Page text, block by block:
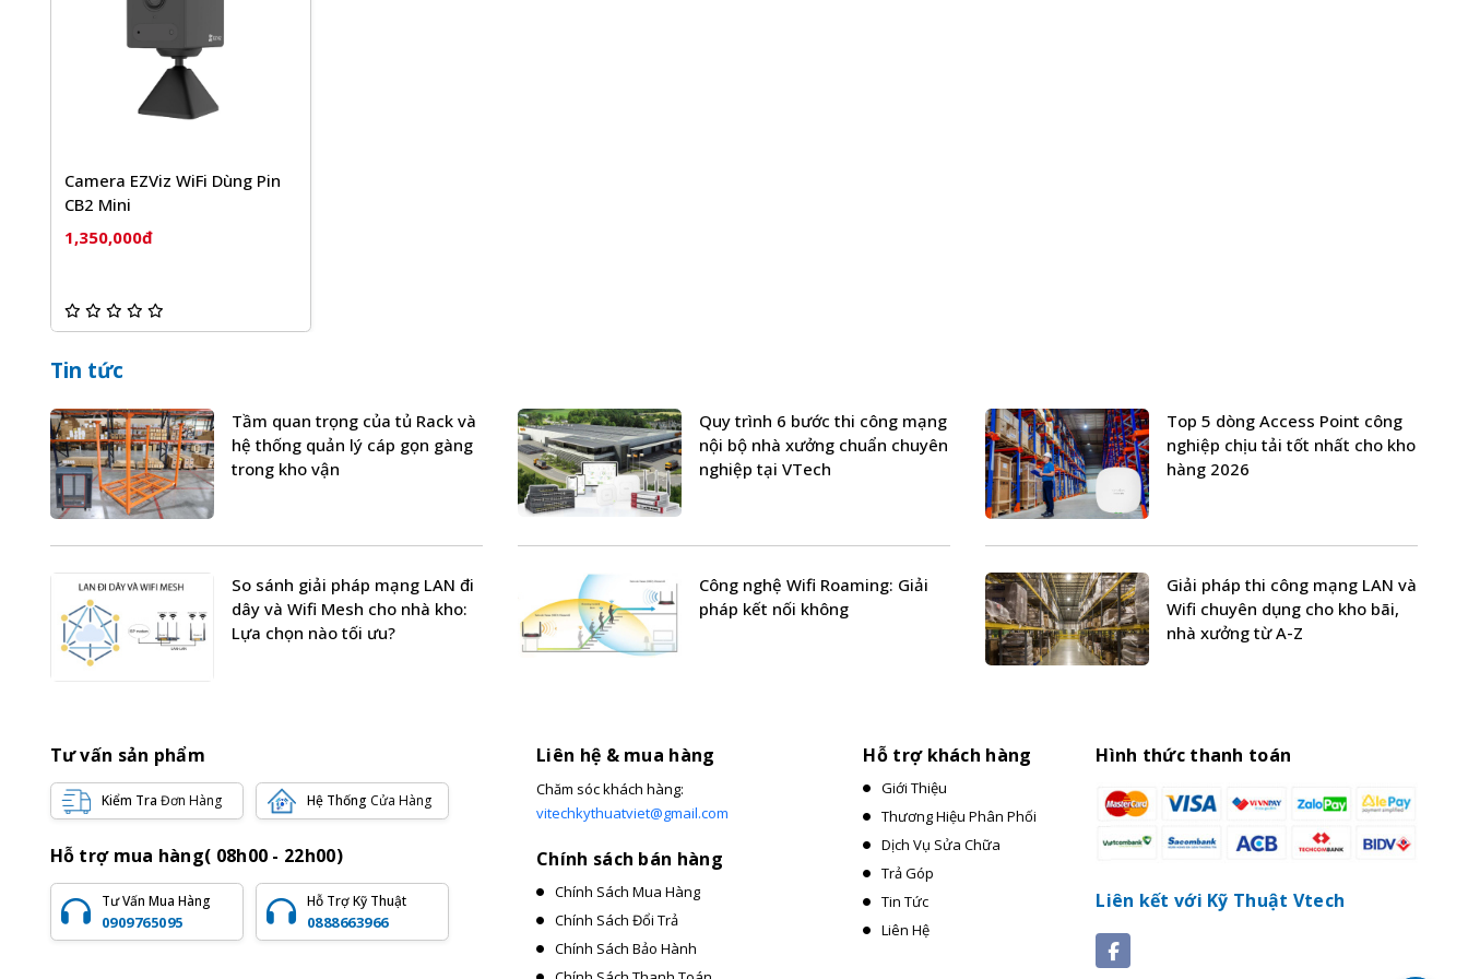
Sản phẩm
chính hãng, giá tốt và bảo hành
Camera EZViz WiFi Dùng Pin
CB2 Mini
1,350,000đ
Tin tức
Tầm quan trọng của tủ Rack và
hệ thống quản lý cáp gọn gàng
trong kho vận
Quy trình 6 bước thi công mạng
nội bộ nhà xưởng chuẩn chuyên
nghiệp tại VTech
Top 5 dòng Access Point công
nghiệp chịu tải tốt nhất cho kho
hàng 2026
So sánh giải pháp mạng LAN đi
dây và Wifi Mesh cho nhà kho:
Lựa chọn nào tối ưu?
Công nghệ Wifi Roaming: Giải
pháp kết nối không
Giải pháp thi công mạng LAN và
Wifi chuyên dụng cho kho bãi,
nhà xưởng từ A-Z
Tư vấn sản phẩm
Kiểm Tra Đơn Hàng Hệ Thống Cửa Hàng
Hỗ trợ mua hàng( 08h00 - 22h00)
Tư Vấn Mua Hàng
0909765095
Hỗ Trợ Kỹ Thuật
0888663966
Liên hệ & mua hàng
Chăm sóc khách hàng:
vitechkythuatviet@gmail.com
Chính sách bán hàng
Chính Sách Mua Hàng
Chính Sách Đổi Trả
Chính Sách Bảo Hành
Hỗ trợ khách hàng
Giới Thiệu
Thương Hiệu Phân Phối
Dịch Vụ Sửa Chữa
Trả Góp
Tin Tức
Liên Hệ
Hình thức thanh toán
Liên kết với Kỹ Thuật Vtech